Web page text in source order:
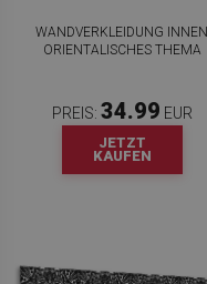
WANDVERKLEIDUNG INNEN
ORIENTALISCHES THEMA
PREIS: 34.99 EUR
JETZT
KAUFEN